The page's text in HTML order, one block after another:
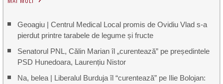
Geoagiu | Centrul Medical Local promis de Ovidiu Vlad s-a
pierdut printre tarabele de legume și fructe
Senatorul PNL, Călin Marian îl „curentează” pe președintele
PSD Hunedoara, Laurențiu Nistor
Na, belea | Liberalul Burduja îl “curentează” pe Ilie Bolojan: